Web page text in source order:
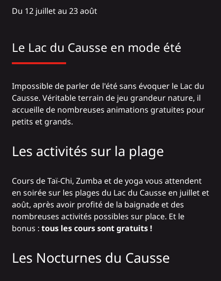
Du 12 juillet au 23 août
Le Lac du Causse en mode été
Impossible de parler de l'été sans évoquer le Lac du
Causse. Véritable terrain de jeu grandeur nature, il
accueille de nombreuses animations gratuites pour
petits et grands.
Les activités sur la plage
Cours de Taï-Chi, Zumba et de yoga vous attendent
en soirée sur les plages du Lac du Causse en juillet et
août, après avoir profité de la baignade et des
nombreuses activités possibles sur place. Et le
bonus : tous les cours sont gratuits !
Les Nocturnes du Causse